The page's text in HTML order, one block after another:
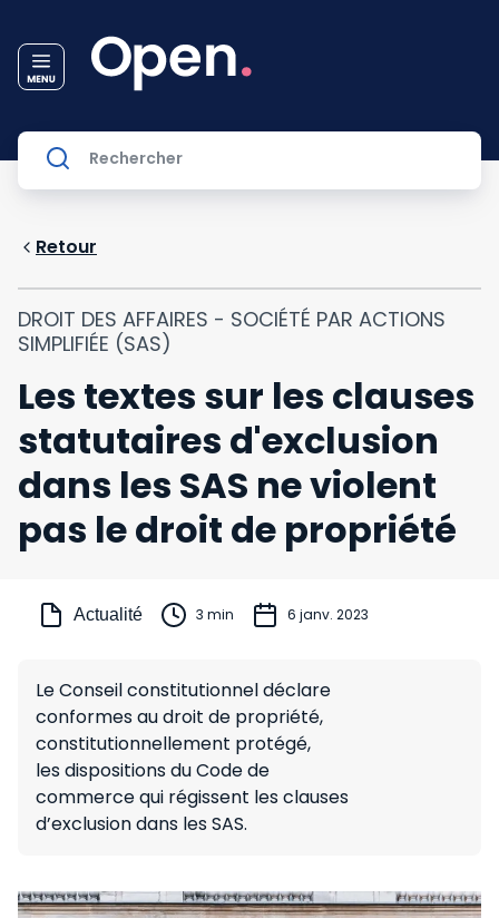
Retour
DROIT DES AFFAIRES - SOCIÉTÉ PAR ACTIONS
SIMPLIFIÉE (SAS)
Les textes sur les clauses
statutaires d'exclusion
dans les SAS ne violent
pas le droit de propriété
Actualité 3 min 6 janv. 2023
Le Conseil constitutionnel déclare
conformes au droit de propriété,
constitutionnellement protégé,
les dispositions du Code de
commerce qui régissent les clauses
d’exclusion dans les SAS.